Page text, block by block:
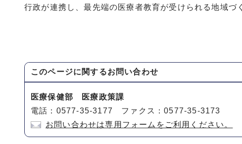
行政が連携し、最先端の医療者教育が受けられる地域づ
このページに関するお問い合わせ
医療保健部 医療政策課
電話：0577-35-3177 ファクス：0577-35-3173
お問い合わせは専用フォームをご利用ください。